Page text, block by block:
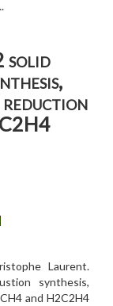
solid
Laurent.
synthesis,
and H2C2H4